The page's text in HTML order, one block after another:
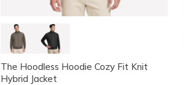
The Hoodless Hoodie Cozy Fit Knit
Hybrid Jacket